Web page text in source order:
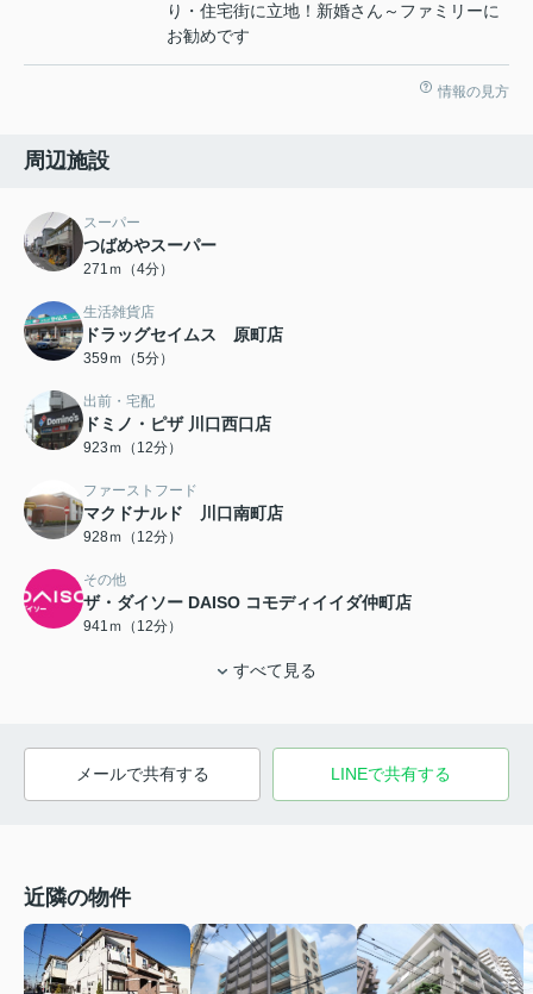
り・住宅街に立地！新婚さん～ファミリーに
お勧めです
情報の見方
周辺施設
スーパー
つばめやスーパー
271ｍ（4分）
生活雑貨店
ドラッグセイムス 原町店
359ｍ（5分）
出前・宅配
ドミノ・ピザ 川口西口店
923ｍ（12分）
ファーストフード
マクドナルド 川口南町店
928ｍ（12分）
その他
ザ・ダイソー DAISO コモディイイダ仲町店
941ｍ（12分）
すべて見る
メールで共有する LINEで共有する
近隣の物件